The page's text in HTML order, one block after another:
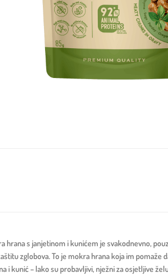
hrana s janjetinom i kunićem je svakodnevno,
zglobova. To je mokra hrana koja im
i kunić – lako su probavljivi, nježni za osjetljive